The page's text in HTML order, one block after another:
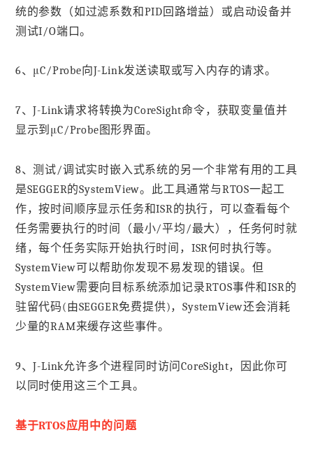
统的参数（如过滤系数和PID回路增益）或启动设备并
测试I/O端口。
6、μC/Probe向J-Link发送读取或写入内存的请求。
7、J-Link请求将转换为CoreSight命令，获取变量值并
显示到μC/Probe图形界面。
8、测试/调试实时嵌入式系统的另一个非常有用的工具
是SEGGER的SystemView。此工具通常与RTOS一起工
作，按时间顺序显示任务和ISR的执行，可以查看每个
任务需要执行的时间（最小/平均/最大），任务何时就
绪，每个任务实际开始执行时间，ISR何时执行等。
SystemView可以帮助你发现不易发现的错误。但
SystemView需要向目标系统添加记录RTOS事件和ISR的
驻留代码(由SEGGER免费提供)，SystemView还会消耗
少量的RAM来缓存这些事件。
9、J-Link允许多个进程同时访问CoreSight，因此你可
以同时使用这三个工具。
基于RTOS应用中的问题